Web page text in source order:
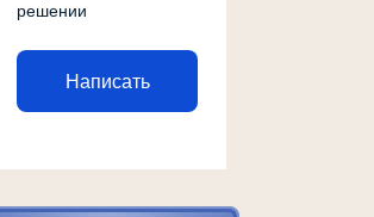
решении
Написать